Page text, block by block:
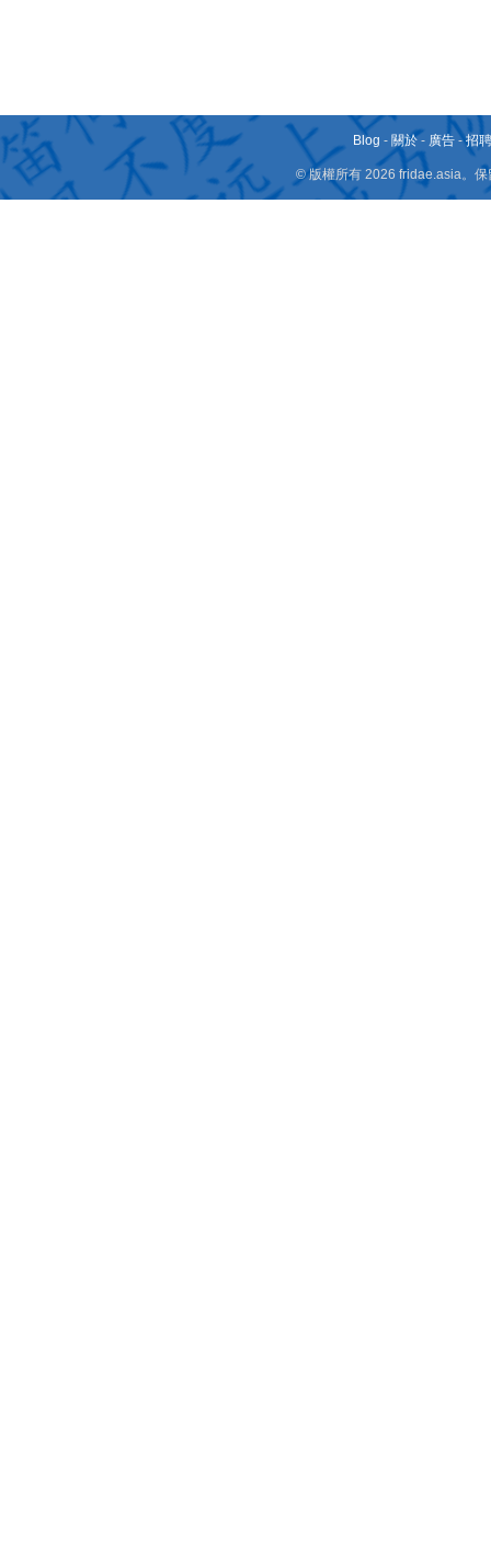
Blog - 關於 - 廣告 -招
© 版權所有 2026 fridae.asia。